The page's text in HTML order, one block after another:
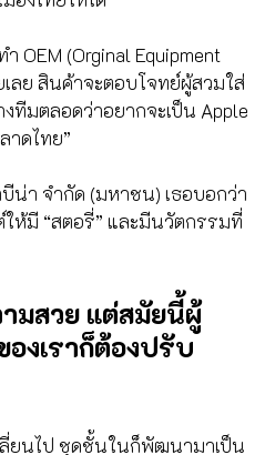
OEM (Orginal Equipment
เลย สินค้าจะตอบโจทย์ผู้สวมใส่
ทีมตลอดว่าอยากจะเป็น Apple
าดไทย”
า จำกัด (มหาชน) เธอบอกว่า
ห้มี “สตอรี่” และมีนวัตกรรมที่
มสวย แต่สมัยนี้ผู้
งเราก็ต้องปรับ
ลี่ยนไป ชุดชั้นในก็พัฒนามาเป็น